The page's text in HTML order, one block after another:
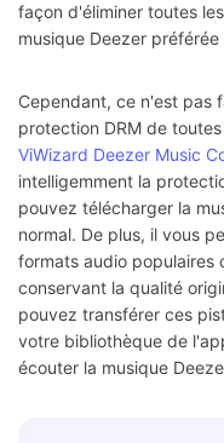
façon d'éliminer toutes
musique Deezer
Cependant, ce n'est pas
protection DRM de
ViWizard Deezer Music
intelligemment la
pouvez télécharger la
normal. De plus, il vous
formats audio populaires
conservant la qualité
pouvez transférer ces
votre bibliothèque de
écouter la musique